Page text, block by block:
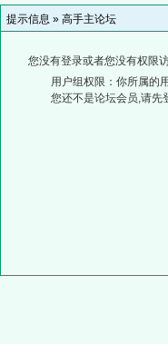
提示信息 » 高手主论坛
您没有登录或者您没有权限
用户组权限：你所属的
您还不是论坛会员,请先